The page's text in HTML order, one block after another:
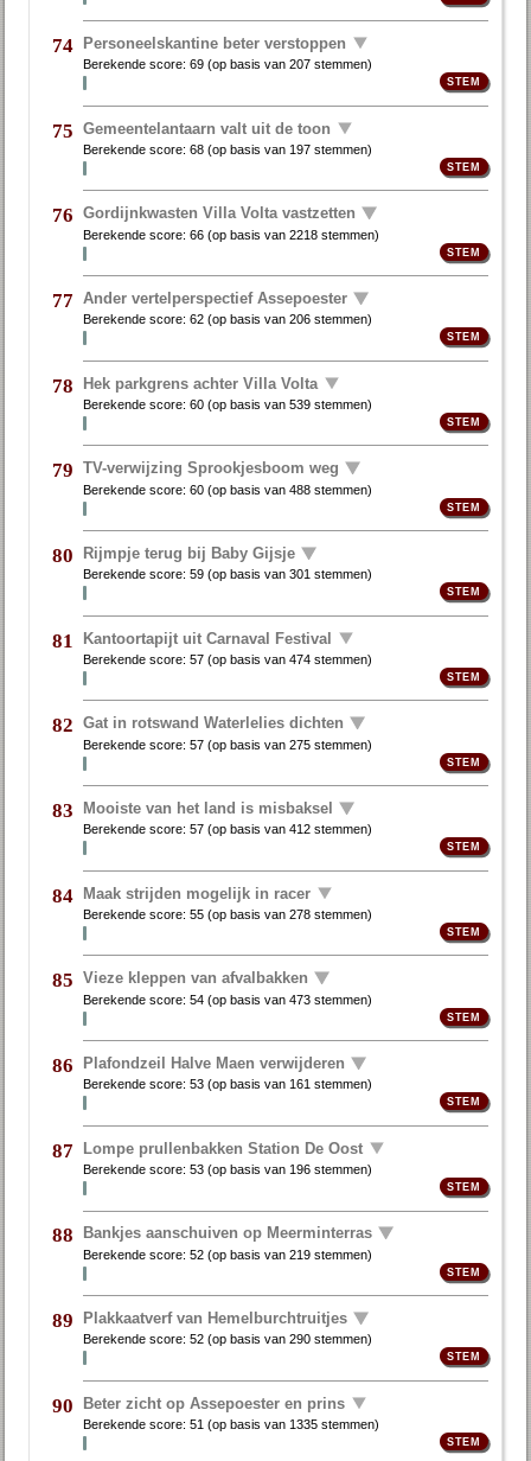
74 Personeelskantine beter verstoppen
Berekende score:69 (op basis van207 stemmen)
75 Gemeentelantaarn valt uit de toon
Berekende score:68 (op basis van 197 stemmen)
76 Gordijnkwasten Villa Volta vastzetten
Berekende score:66 (op basis van2218 stemmen)
77 Ander vertelperspectief Assepoester
Berekende score:62 (op basis van206 stemmen)
78 Hek parkgrens achter Villa Volta
Berekende score:60 (op basis van539 stemmen)
79 TV-verwijzing Sprookjesboom weg
Berekende score:60 (op basis van488 stemmen)
80 Rijmpje terug bij Baby Gijsje
Berekende score:59 (op basis van301 stemmen)
81 Kantoortapijt uit Carnaval Festival
Berekende score:57 (op basis van474 stemmen)
82 Gat in rotswand Waterlelies dichten
Berekende score:57 (op basis van275 stemmen)
83 Mooiste van het land is misbaksel
Berekende score:57 (op basis van412 stemmen)
84 Maak strijden mogelijk in racer
Berekende score:55 (op basis van278 stemmen)
85 Vieze kleppen van afvalbakken
Berekende score:54 (op basis van473 stemmen)
86 Plafondzeil Halve Maen verwijderen
Berekende score:53 (op basis van 161 stemmen)
87 Lompe prullenbakken Station De Oost
Berekende score:53 (op basis van 196 stemmen)
88 Bankjes aanschuiven op Meerminterras
Berekende score:52 (op basis van219 stemmen)
89 Plakkaatverf van Hemelburchtruitjes
Berekende score:52 (op basis van290 stemmen)
90 Beter zicht op Assepoester en prins
Berekende score:51 (op basis van 1335 stemmen)